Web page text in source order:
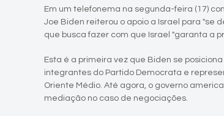
Em um telefonema na segunda-feira (17)
Joe Biden reiterou o apoio a Israel para "se
que busca fazer com que Israel "garanta a
Esta é a primeira vez que Biden se
integrantes do Partido Democrata e
Oriente Médio. Até agora, o governo
mediação no caso de negociações.